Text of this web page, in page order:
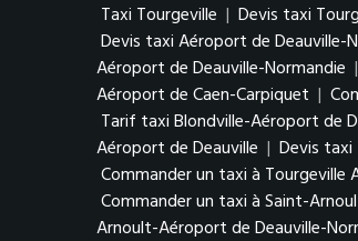
Taxi Tourgeville | Devis taxi
Devis taxi Aéroport de Deauville-
Aéroport de Deauville-Normandie |
Aéroport de Caen-Carpiquet |
Tarif taxi Blondville-Aéroport de
Aéroport de Deauville | Devis
Commander un taxi à Tourgeville
Commander un taxi à Saint-
Arnoult-Aéroport de Deauville-